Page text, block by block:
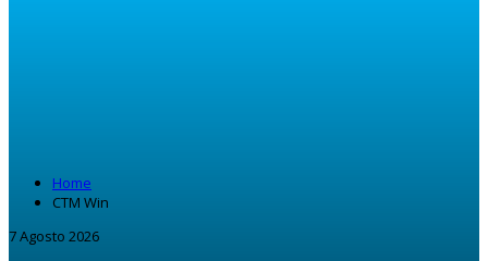
Home
CTM Win
7 Agosto 2026